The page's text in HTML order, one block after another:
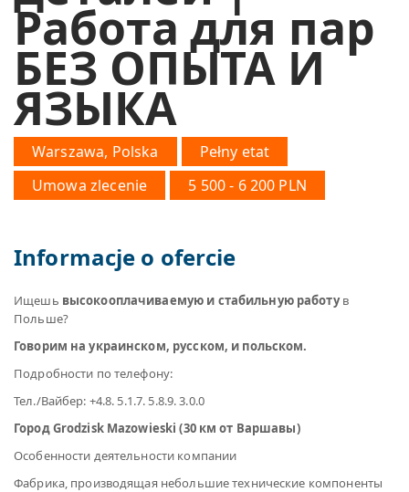
Работа для пар
БЕЗ ОПЫТА И
ЯЗЫКА
Warszawa, Polska
Pełny etat
Umowa zlecenie
5 500 - 6 200 PLN
Informacje o ofercie
Ищешь высокооплачиваемую и стабильную работув
Польше?
Говорим на украинском, русском, и польском.
Подробности по телефону:
Teл./Вайбер: +4.8. 5.1.7. 5.8.9. 3.0.0
Город Grodzisk Mazowieski (30 км от Варшавы)
Особенности деятельности компании
Фабрика, производящая небольшие технические компоненты